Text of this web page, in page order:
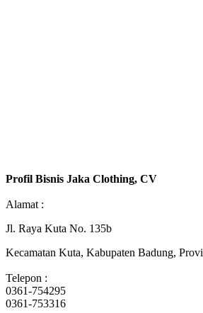
Profil Bisnis Jaka Clothing, CV
Alamat :
Jl. Raya Kuta No. 135b
Kecamatan Kuta, Kabupaten Badung,
Telepon :
0361-754295
0361-753316